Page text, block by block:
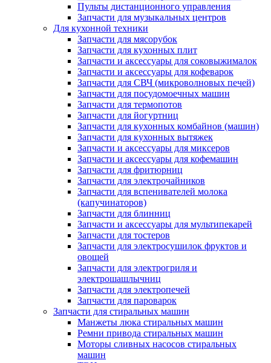
Пульты дистанционного управления
Запчасти для музыкальных центров
Для кухонной техники
Запчасти для мясорубок
Запчасти для кухонных плит
Запчасти и аксессуары для соковыжималок
Запчасти и аксессуары для кофеварок
Запчасти для СВЧ (микроволновых печей)
Запчасти для посудомоечных машин
Запчасти для термопотов
Запчасти для йогуртниц
Запчасти для кухонных комбайнов (машин)
Запчасти для кухонных вытяжек
Запчасти и аксессуары для миксеров
Запчасти и аксессуары для кофемашин
Запчасти для фритюрниц
Запчасти для электрочайников
Запчасти для вспенивателей молока
(капучинаторов)
Запчасти для блинниц
Запчасти и аксессуары для мультипекарей
Запчасти для тостеров
Запчасти для электросушилок фруктов и
овощей
Запчасти для электрогриля и
электрошашлычниц
Запчасти для электропечей
Запчасти для пароварок
Запчасти для стиральных машин
Манжеты люка стиральных машин
Ремни привода стиральных машин
Моторы сливных насосов стиральных
машин